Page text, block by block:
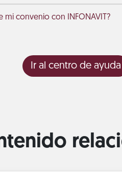
mi convenio con INFONAVIT?
Ir al centro de ayuda